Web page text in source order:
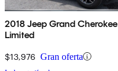
2018 Jeep Grand Cherokee
Limited
$13,976 Gran oferta